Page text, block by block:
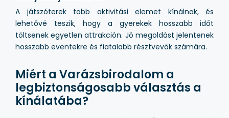
A játszóterek több aktivitási elemet kínálnak, és
lehetővé teszik, hogy a gyerekek hosszabb időt
töltsenek egyetlen attrakción. Jó megoldást jelentenek
hosszabb eventekre és fiatalabb résztvevők számára.
Miért a Varázsbirodalom a
legbiztonságosabb választás a
kínálatába?